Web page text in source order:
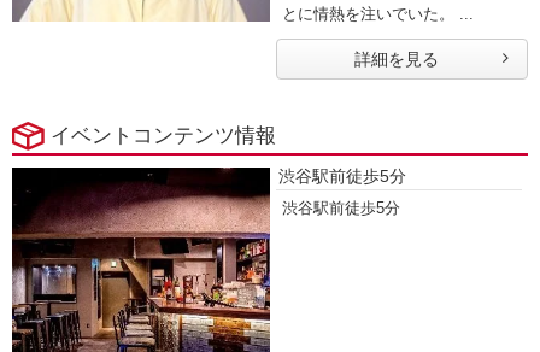
とに情熱を注いでいた。 ...
詳細を見る
イベントコンテンツ情報
渋谷駅前徒歩5分
渋谷駅前徒歩5分